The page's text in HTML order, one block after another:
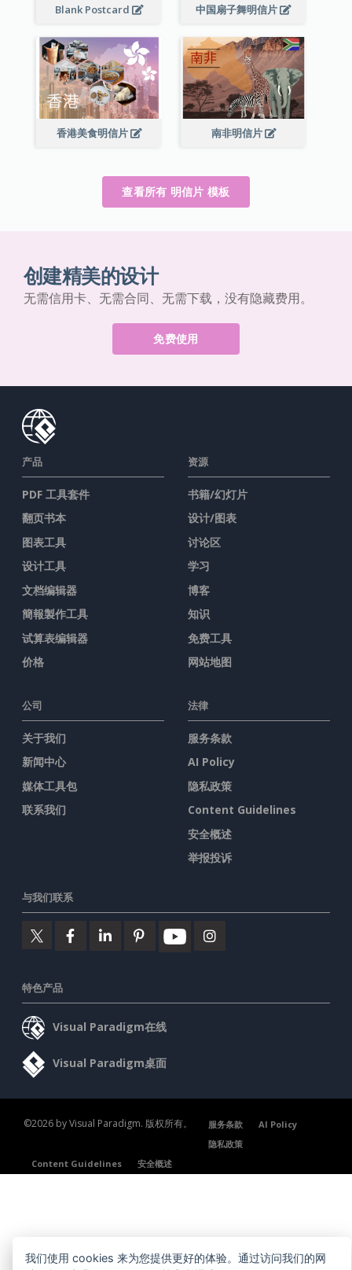
Blank Postcard 中国扇子舞明信片
香港美食明信片 南非明信片
查看所有 明信片 模板
创建精美的设计
无需信用卡、无需合同、无需下载，没有隐藏费用。
免费使用
产品
PDF 工具套件
翻页书本
图表工具
设计工具
文档编辑器
簡報製作工具
试算表编辑器
价格
资源
书籍/幻灯片
设计/图表
讨论区
学习
博客
知识
免费工具
网站地图
公司
关于我们
新闻中心
媒体工具包
联系我们
法律
服务条款
AI Policy
隐私政策
Content Guidelines
安全概述
举报投诉
与我们联系
特色产品
Visual Paradigm在线
Visual Paradigm桌面
©2026 by Visual Paradigm. 版权所有。 服务条款
AI Policy
隐私政策
Content Guidelines
安全概述
我们使用 cookies 来为您提供更好的体验。通过访问我们的网